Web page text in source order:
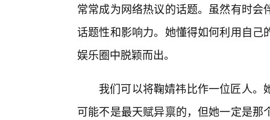
常常成为网络热议的话题。虽然有时
话题性和影响力。她懂得如何利用自
娱乐圈中脱颖而出。
我们可以将鞠婧祎比作一位匠人
可能不是最天赋异禀的，但她一定是